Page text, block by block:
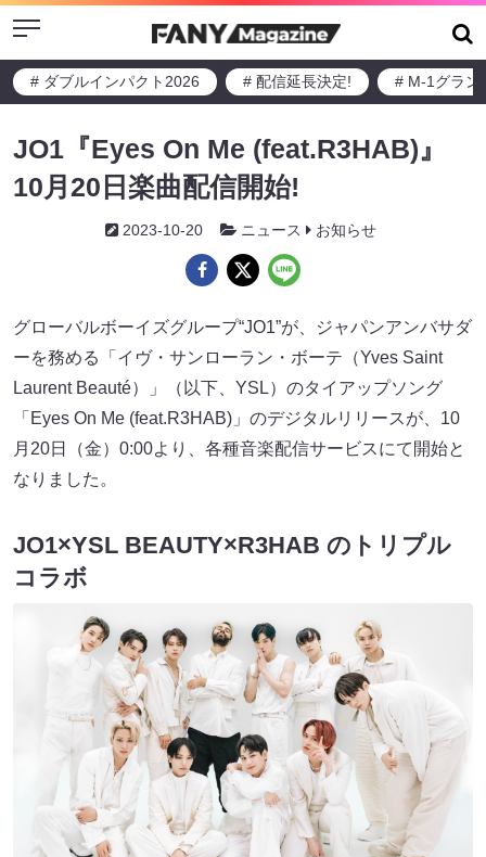
Menu
# ダブルインパクト2026 # 配信延長決定! # M-1グラン
JO1『Eyes On Me (feat.R3HAB)』
10月20日楽曲配信開始!
2023-10-20 ニュース お知らせ
グローバルボーイズグループ“JO1”が、ジャパンアンバサダ
ーを務める「イヴ・サンローラン・ボーテ（Yves Saint
Laurent Beauté）」（以下、YSL）のタイアップソング
「Eyes On Me (feat.R3HAB)」のデジタルリリースが、10
⽉20⽇（⾦）0:00より、各種⾳楽配信サービスにて開始と
なりました。
JO1×YSL BEAUTY×R3HAB のトリプル
コラボ